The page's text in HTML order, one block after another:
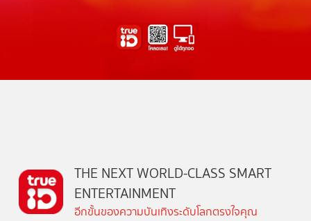
THE NEXT WORLD-CLASS SMART
ENTERTAINMENT
อีกขั้นของความบันเทิงระดับโลกตรงใจคุณ